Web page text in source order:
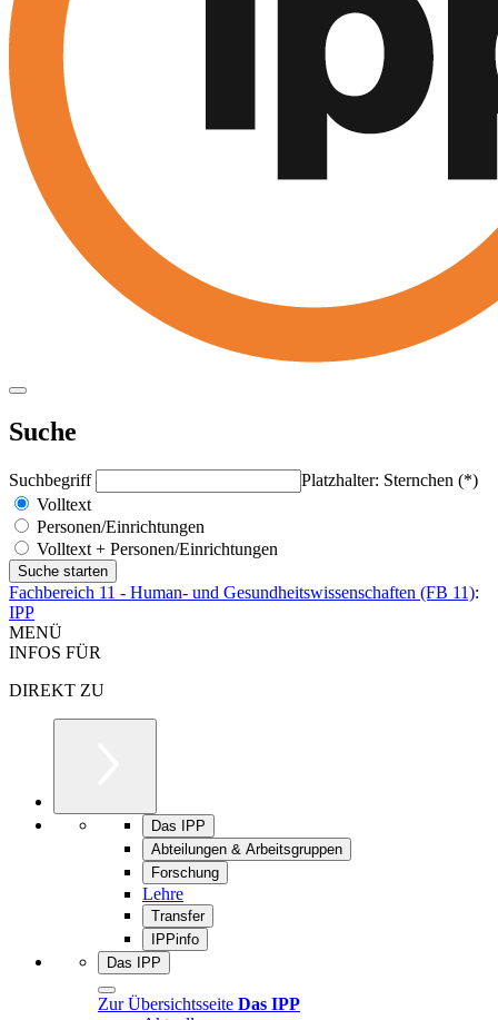
Suche
Suchbegriff
Platzhalter: Sternchen (*)
Volltext
Personen/Einrichtungen
Volltext + Personen/Einrichtungen
Fachbereich 11 - Human- und Gesundheitswissenschaften (FB 11):
IPP
MENÜ
INFOS FÜR
DIREKT ZU
Das IPP
Abteilungen & Arbeitsgruppen
Forschung
Lehre
Transfer
IPPinfo
Das IPP
Zur Übersichtsseite Das IPP